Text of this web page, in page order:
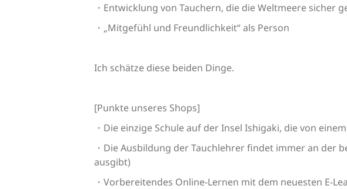
・Entwicklung von Tauchern, die die Weltmeere sicher
・„Mitgefühl und Freundlichkeit“ als Person
Ich schätze diese beiden Dinge.
[Punkte unseres Shops]
・Die einzige Schule auf der Insel Ishigaki, die von
・Die Ausbildung der Tauchlehrer findet immer an der
ausgibt)
・Vorbereitendes Online-Lernen mit dem neuesten E-